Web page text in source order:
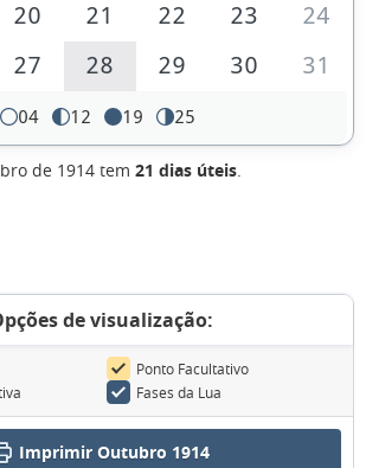
20 21 22 23
24
27 28 29 30 31
04 12 19 25
de 1914 tem 21 dias úteis.
de visualização:
Ponto Facultativo
Fases da Lua
Imprimir Outubro 1914